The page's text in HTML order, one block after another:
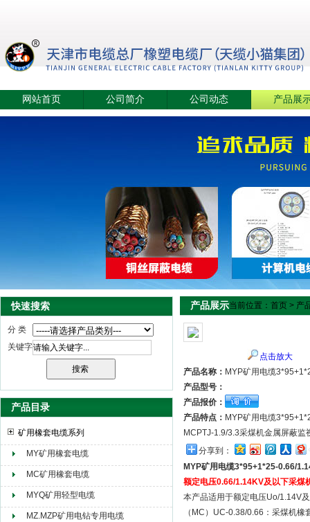
天津市电缆总厂橡塑电缆厂（天缆小猫集团）
网站首页 公司简介 公司动态 产品展
快速搜索
分 类
关键字
产品目录
矿用橡套电缆系列
MY矿用橡套电缆
MC矿用橡套电缆
MYQ矿用轻型电缆
MZ.MZP矿用电钻专用电缆
产品展示当前位置： 首页 > 产
点击放大
产品名称： MYP矿用电缆
产品型号：
产品报价：
产品特点： MYP矿用电缆
MCPTJ-1.9/3.3采煤机金属屏蔽
分享到：
MYP矿用电缆3*95+1*25-0.66/
额定电压0.66/1.14KV及以下采煤
本产品适用于额定电压Uo/1.14V
（MC）UC-0.38/0.66：采煤机